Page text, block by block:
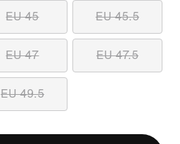
EU 45 EU 45.5
EU 47 EU 47.5
EU 49.5